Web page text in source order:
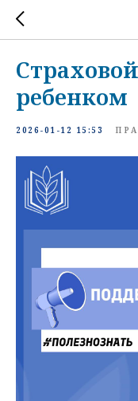
ребенком
2026-01-12 15:53